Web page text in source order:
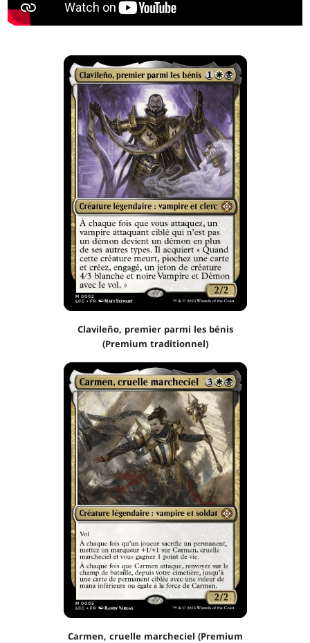
Clavileño, premier parmi les bénis
(Premium traditionnel)
Carmen, cruelle marcheciel (Premium